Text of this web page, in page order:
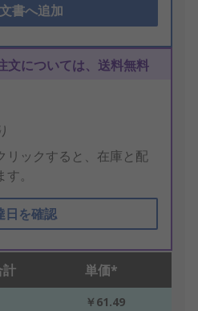
書へ追加
文については、送料無料
リックすると、在庫と配
。
日を確認
計 単価*
￥61.49